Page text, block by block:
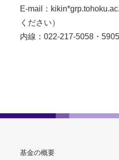
E-mail：
ください）
内線：022-217-5058・5905
基金の概要